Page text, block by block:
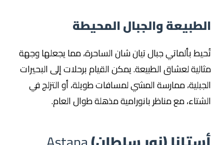
الطبيعة والجبال المحيطة
تُحيط بألماتي جبال تيان شان الساحرة، مما يجعلها وجهة
مثالية لعشاق الطبيعة. يمكن القيام برحلات إلى البحيرات
الجبلية، ممارسة المشي لمسافات طويلة، أو التزلج في
الشتاء، مع مناظر بانورامية مذهلة طوال العام.